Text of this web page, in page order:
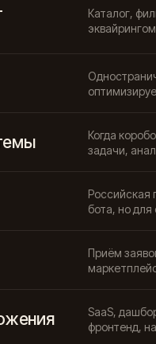
Каталог,
Когда
задачи,
Российская
бота, но для
Приём
SaaS,
фронтенд,